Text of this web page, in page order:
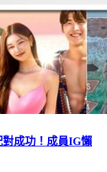
對成功！成員IG懶